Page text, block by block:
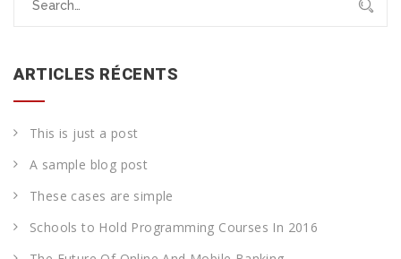
for:
ARTICLES RÉCENTS
This is just a post
A sample blog post
These cases are simple
Schools to Hold Programming Courses In 2016